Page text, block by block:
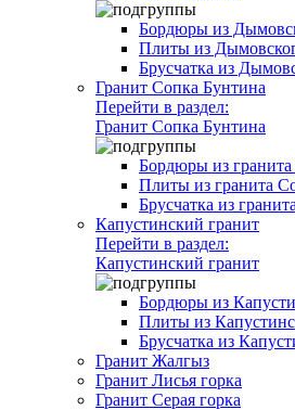
Бордюры из
Плиты из
Брусчатка из
Гранит Сопка Бунтина
Перейти в раздел:
Гранит Сопка Бунтина
Бордюры из
Плиты из гранита
Брусчатка из
Капустинский гранит
Перейти в раздел:
Капустинский гранит
Бордюры из
Плиты из
Брусчатка из
Гранит Жалгыз
Гранит Лисья горка
Гранит Серая горка